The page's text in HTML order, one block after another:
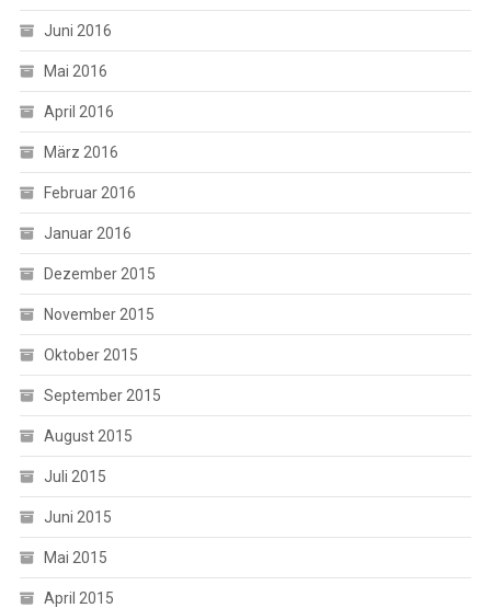
Juni 2016
Mai 2016
April 2016
März 2016
Februar 2016
Januar 2016
Dezember 2015
November 2015
Oktober 2015
September 2015
August 2015
Juli 2015
Juni 2015
Mai 2015
April 2015